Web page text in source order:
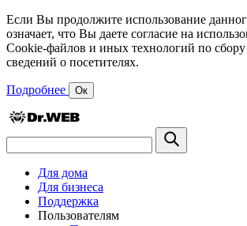
Если Вы продолжите использование
означает, что Вы даете согласие на
Cookie-файлов и иных технологий по сбору
сведений о посетителях.
Подробнее Ок
Для дома
Для бизнеса
Поддержка
Пользователям